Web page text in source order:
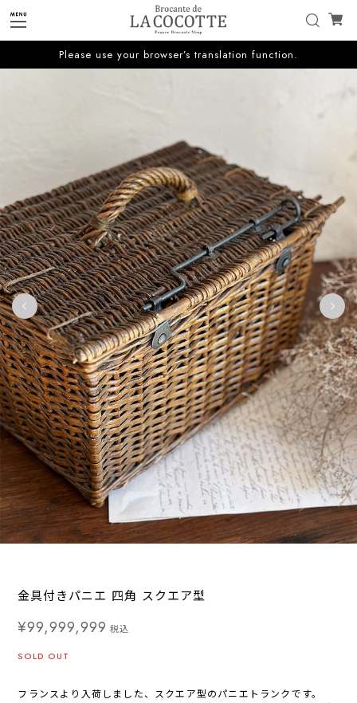
Please use your browser’s translation function.
金具付きパニエ 四角 スクエア型
¥99,999,999 税込
SOLD OUT
フランスより入荷しました、スクエア型のパニエトランクです。